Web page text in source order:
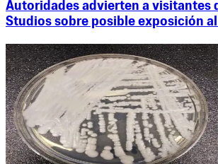
Autoridades advierten a visitantes
Studios sobre posible exposición